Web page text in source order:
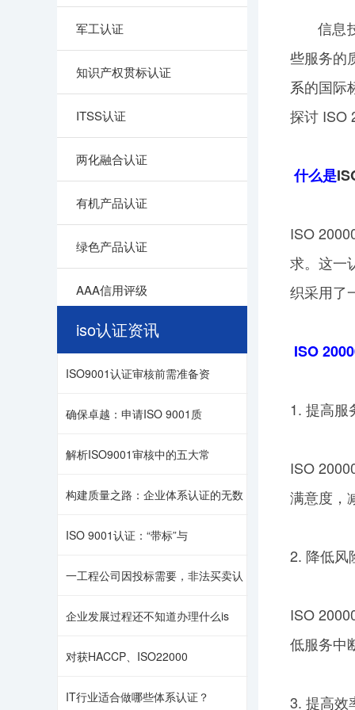
军工认证
知识产权贯标认证
ITSS认证
两化融合认证
有机产品认证
绿色产品认证
AAA信用评级
iso认证资讯
ISO9001认证审核前需准备资
确保卓越：申请ISO 9001质
解析ISO9001审核中的五大常
构建质量之路：企业体系认证的无数
ISO 9001认证：“带标”与
一工程公司因投标需要，非法买卖认
企业发展过程还不知道办理什么is
对获HACCP、ISO22000
IT行业适合做哪些体系认证？
信息技
些服务的
系的国际
探讨 ISO
什么是
ISO
求。这一
织采用了
ISO
1. 提高服
ISO
满意度，
2. 降低风
ISO
低服务中
3. 提高效